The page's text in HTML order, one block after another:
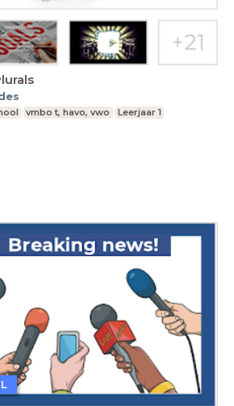
vmbo t, havo, vwo Leerjaar 1